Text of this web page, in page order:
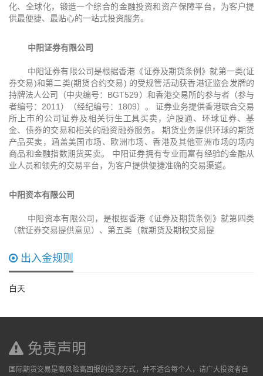
化、全球化，锻造一个综合的金融投资和资产保障平台，为客户提
供最便捷、最贴心的一站式投资服务。
中阳证券有限公司
中阳证券有限公司是根据香港《证券及期货条例》就第一类(证
券交易)和第二类(期货合约交易) 的受规管活动获香港证监会发牌的
持牌法人公司（中央编号：BGT529）和香港交易所的参与者（参与
者编号：2011）（经纪编号：1809）。 证券业务提供香港联合交易
所上市的公司证券及相关衍生工具买卖，沪股通、环球证券、基
金、债券的交易和相关的融资融券服务。 期货业务提供环球的期货
产品买卖，涵盖美国市场、欧洲市场、香港及其他亚洲市场的场内
商品和金融指数期货买卖。 中阳证券拥有专业而富有经验的金融从
业人员和领先的交易平台，为客户提供便捷准确的交易渠道。
中阳资本有限公司
中阳资本有限公司，是根据香港《证券及期货条例》就第四类
（就证券交易提供意见）、第五类（就期货及期权交易提
出入金规则
白天
免责声明
国际期货交易是高风险高回报的投资方式，并不适合每个人，请广大投资者自